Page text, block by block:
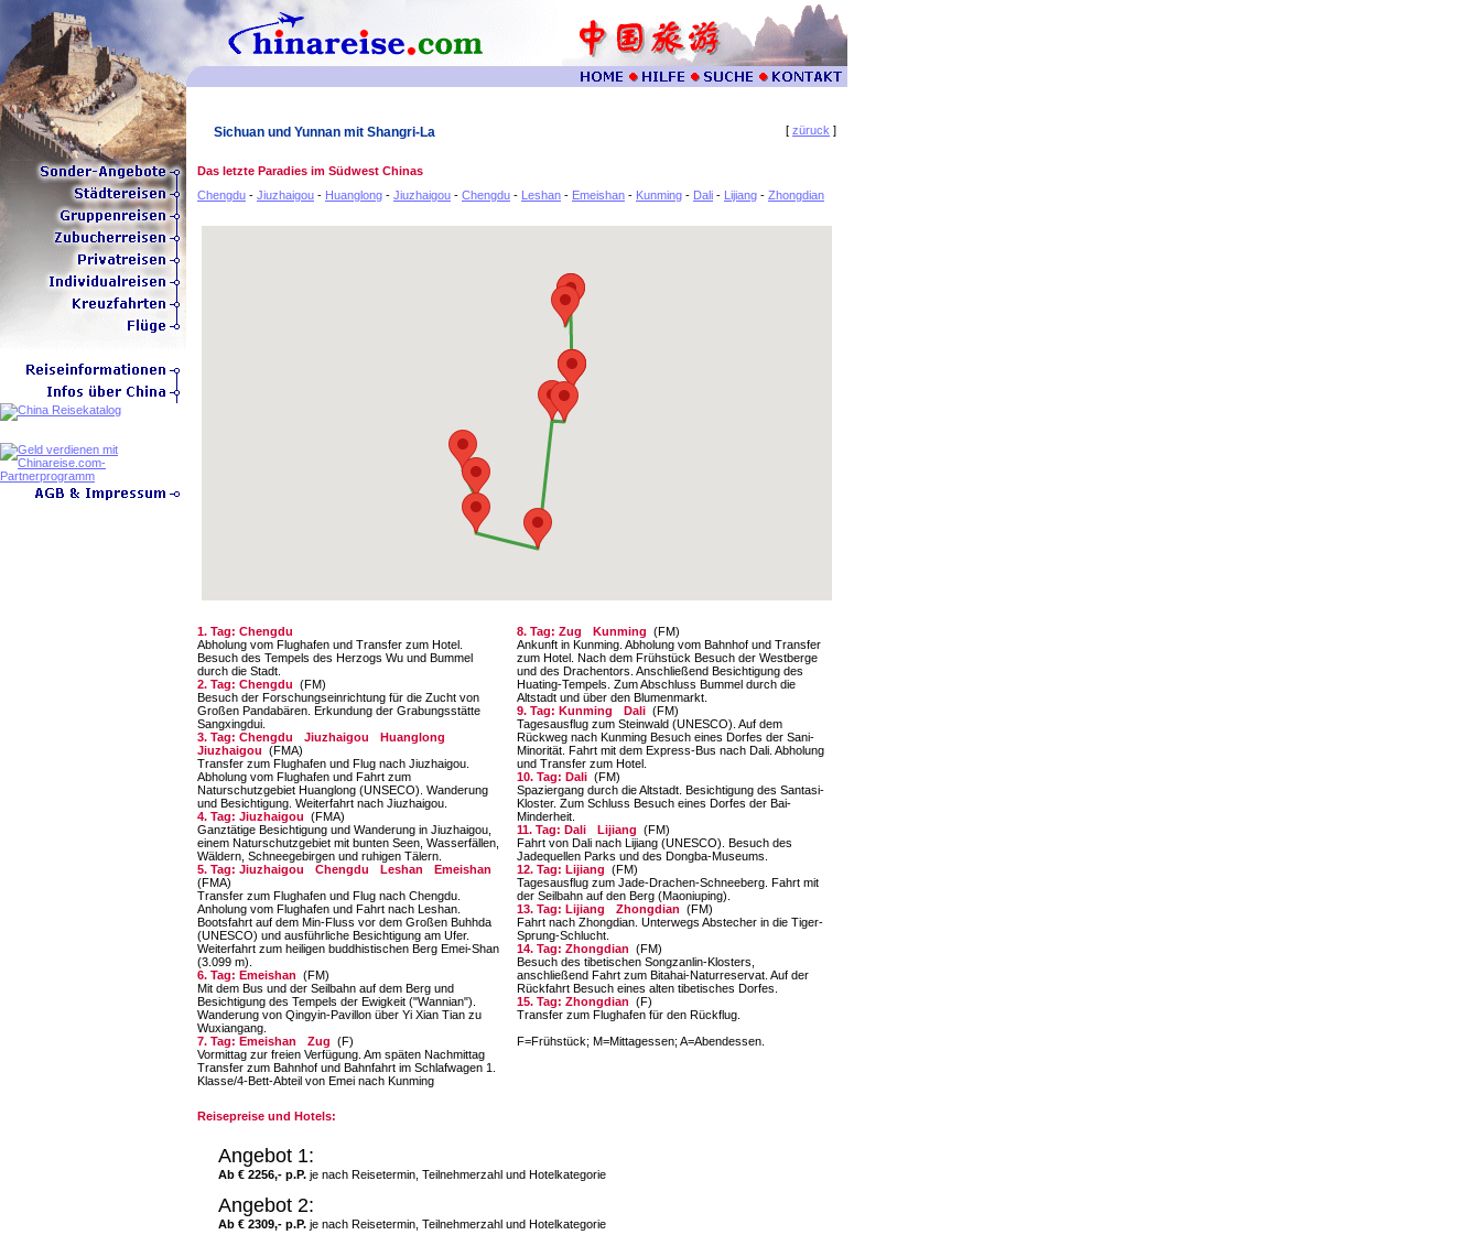
Sichuan und Yunnan mit Shangri-La [ züruck ]
Das letzte Paradies im Südwest Chinas
Chengdu - Jiuzhaigou - Huanglong - Jiuzhaigou - Chengdu - Leshan - Emeishan - Kunming - Dali - Lijiang - Zhongdian
1. Tag: Chengdu
Abholung vom Flughafen und Transfer zum Hotel.
Besuch des Tempels des Herzogs Wu und Bummel
durch die Stadt.
2. Tag: Chengdu (FM)
Besuch der Forschungseinrichtung für die Zucht von
Großen Pandabären. Erkundung der Grabungsstätte
Sangxingdui.
3. Tag: Chengdu
Jiuzhaigou
Huanglong
Jiuzhaigou (FMA)
Transfer zum Flughafen und Flug nach Jiuzhaigou.
Abholung vom Flughafen und Fahrt zum
Naturschutzgebiet Huanglong (UNSECO). Wanderung
und Besichtigung. Weiterfahrt nach Jiuzhaigou.
4. Tag: Jiuzhaigou (FMA)
Ganztätige Besichtigung und Wanderung in Jiuzhaigou,
einem Naturschutzgebiet mit bunten Seen, Wasserfällen,
Wäldern, Schneegebirgen und ruhigen Tälern.
5. Tag: Jiuzhaigou
Chengdu Leshan
Emeishan
(FMA)
Transfer zum Flughafen und Flug nach Chengdu.
Anholung vom Flughafen und Fahrt nach Leshan.
Bootsfahrt auf dem Min-Fluss vor dem Großen Buhhda
(UNESCO) und ausführliche Besichtigung am Ufer.
Weiterfahrt zum heiligen buddhistischen Berg Emei-Shan
(3.099 m).
6. Tag: Emeishan (FM)
Mit dem Bus und der Seilbahn auf dem Berg und
Besichtigung des Tempels der Ewigkeit ("Wannian").
Wanderung von Qingyin-Pavillon über Yi Xian Tian zu
Wuxiangang.
7. Tag: Emeishan
Zug (F)
Vormittag zur freien Verfügung. Am späten Nachmittag
Transfer zum Bahnhof und Bahnfahrt im Schlafwagen 1.
Klasse/4-Bett-Abteil von Emei nach Kunming
8. Tag: Zug Kunming (FM)
Ankunft in Kunming. Abholung vom Bahnhof und Transfer
zum Hotel. Nach dem Frühstück Besuch der Westberge
und des Drachentors. Anschließend Besichtigung des
Huating-Tempels. Zum Abschluss Bummel durch die
Altstadt und über den Blumenmarkt.
9. Tag: Kunming
Dali (FM)
Tagesausflug zum Steinwald (UNESCO). Auf dem
Rückweg nach Kunming Besuch eines Dorfes der Sani-
Minorität. Fahrt mit dem Express-Bus nach Dali. Abholung
und Transfer zum Hotel.
10. Tag: Dali (FM)
Spaziergang durch die Altstadt. Besichtigung des Santasi-
Kloster. Zum Schluss Besuch eines Dorfes der Bai-
Minderheit.
11. Tag: Dali
Lijiang (FM)
Fahrt von Dali nach Lijiang (UNESCO). Besuch des
Jadequellen Parks und des Dongba-Museums.
12. Tag: Lijiang (FM)
Tagesausflug zum Jade-Drachen-Schneeberg. Fahrt mit
der Seilbahn auf den Berg (Maoniuping).
13. Tag: Lijiang
Zhongdian (FM)
Fahrt nach Zhongdian. Unterwegs Abstecher in die Tiger-
Sprung-Schlucht.
14. Tag: Zhongdian (FM)
Besuch des tibetischen Songzanlin-Klosters,
anschließend Fahrt zum Bitahai-Naturreservat. Auf der
Rückfahrt Besuch eines alten tibetisches Dorfes.
15. Tag: Zhongdian (F)
Transfer zum Flughafen für den Rückflug.
F=Frühstück; M=Mittagessen; A=Abendessen.
Reisepreise und Hotels:
Angebot 1:
Ab € 2256,- p.P. je nach Reisetermin, Teilnehmerzahl und Hotelkategorie
Angebot 2:
Ab € 2309,- p.P. je nach Reisetermin, Teilnehmerzahl und Hotelkategorie